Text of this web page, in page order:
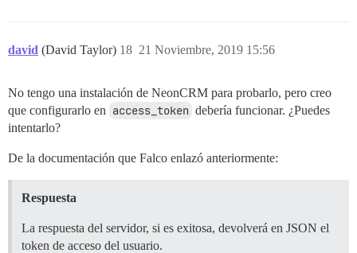
david (David Taylor) 21 Noviembre, 2019 15:56
18
No tengo una instalación de NeonCRM para probarlo, pero creo
que configurarlo en access_token debería funcionar. ¿Puedes
intentarlo?
De la documentación que Falco enlazó anteriormente:
Respuesta
La respuesta del servidor, si es exitosa, devolverá en JSON el
token de acceso del usuario.